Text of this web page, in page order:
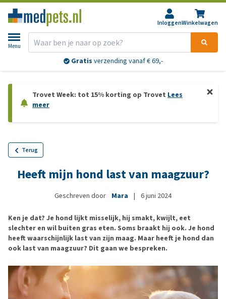
InloggenWinkelwagen
Menu
Gratis verzending vanaf € 69,-
Trovet Week: tot 15% korting op Trovet Lees
meer
Terug
Heeft mijn hond last van maagzuur?
Geschreven door Mara | 6 juni 2024
Ken je dat? Je hond lijkt misselijk, hij smakt, kwijlt, eet
slechter en wil buiten gras eten. Soms braakt hij ook. Je hond
heeft waarschijnlijk last van zijn maag. Maar heeft je hond dan
ook last van maagzuur? Dit gaan we bespreken.